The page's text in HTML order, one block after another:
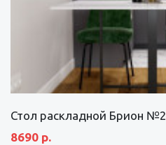
Стол раскладной Брион №2
8690 р.